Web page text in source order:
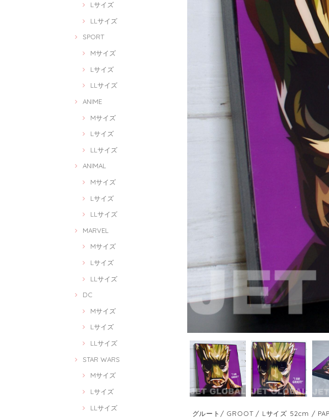
Lサイズ
LLサイズ
SPORT
Mサイズ
Lサイズ
LLサイズ
ANIME
Mサイズ
Lサイズ
LLサイズ
ANIMAL
Mサイズ
Lサイズ
LLサイズ
MARVEL
Mサイズ
Lサイズ
LLサイズ
DC
Mサイズ
Lサイズ
LLサイズ
STAR WARS
Mサイズ
Lサイズ
LLサイズ
グルート/ GROOT / Lサイズ 52cm /